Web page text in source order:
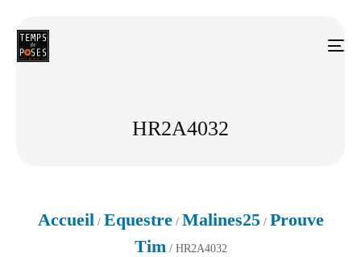
HR2A4032
Accueil / Equestre/ Malines25/ Prouve
Tim / HR2A4032